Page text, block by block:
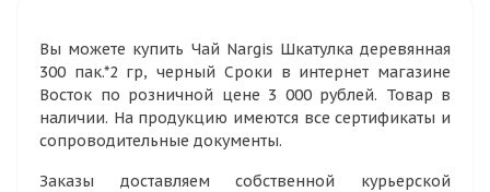
Вы можете купить Чай Nargis Шкатулка деревянная
300 пак.*2 гр, черный Сроки в интернет магазине
Восток по розничной цене 3 000 рублей. Товар в
наличии. На продукцию имеются все сертификаты и
сопроводительные документы.
Заказы доставляем собственной курьерской